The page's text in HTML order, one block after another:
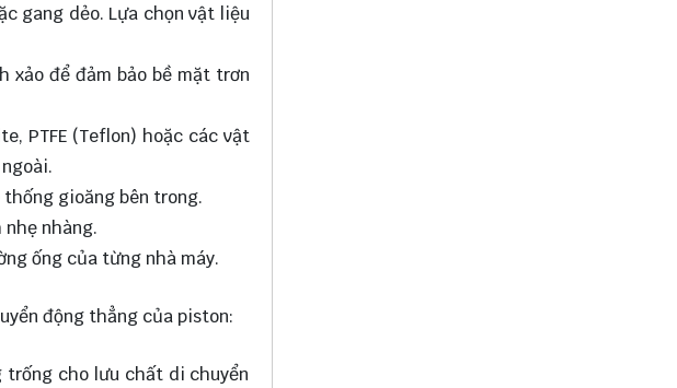
gang dẻo. Lựa chọn vật liệu
xảo để đảm bảo bề mặt trơn
PTFE (Teflon) hoặc các vật
thống gioăng bên trong.
nhàng.
ống của từng nhà máy.
động thẳng của piston:
trống cho lưu chất di chuyển